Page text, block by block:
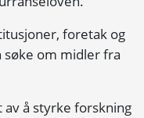
foretak og
om midler fra
å styrke forskning